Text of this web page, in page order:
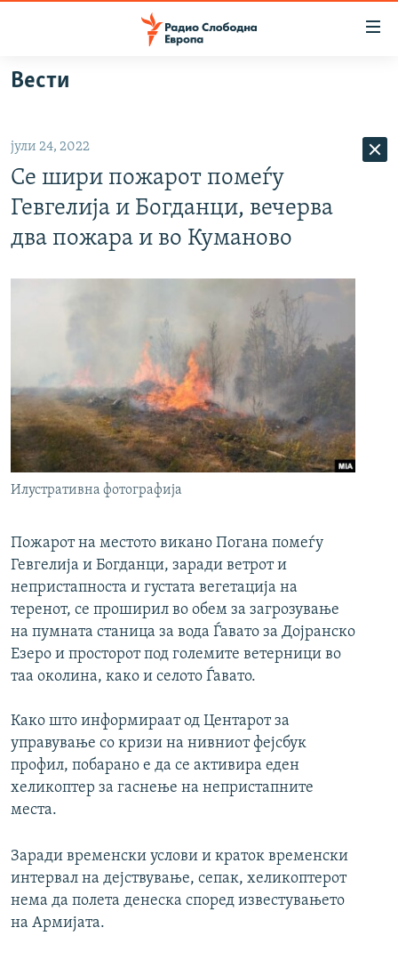
Оди
на
Оди
на
главната
навигација
на
ВИЗУЕЛНО
ШТО ТРЕБА ДА ЗНАЕТЕ
ПРИЈАВИ СЕ ЗА ЊУЗЛЕТЕР
РСЕ веб страници
Вести
јули 24, 2022
Се шири пожарот помеѓу
Гевгелија и Богданци, вечерва
два пожара и во Куманово
Илустративна фотографија
Пожарот на местото викано Погана помеѓу
Гевгелија и Богданци, заради ветрот и
непристапноста и густата вегетација на
теренот, се проширил во обем за загрозување
на пумната станица за вода Ѓавато за Дојранско
Езеро и просторот под големите ветерници во
таа околина, како и селото Ѓавато.
Како што информираат од Центарот за
управување со кризи на нивниот фејсбук
профил, побарано е да се активира еден
хеликоптер за гаснење на непристапните
места.
Заради временски услови и краток временски
интервал на дејствување, сепак, хеликоптерот
нема да полета денеска според известувањето
на Армијата.